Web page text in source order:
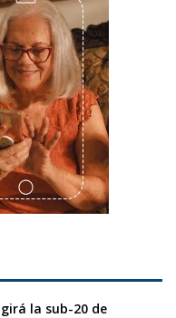
la sub-20 de